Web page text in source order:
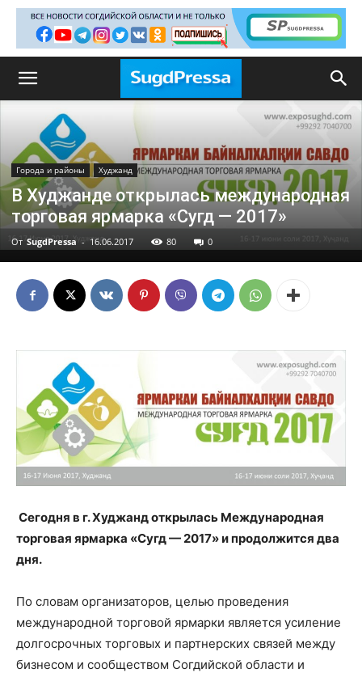
Города и районы Худжанд
В Худжанде открылась международная
торговая ярмарка «Сугд — 2017»
От SugdPressa - 16.06.2017 80 0
Сегодня в г. Худжанд открылась Международная
торговая ярмарка «Сугд — 2017» и продолжится два
дня.
По словам организаторов, целью проведения
международной торговой ярмарки является усиление
долгосрочных торговых и партнерских связей между
бизнесом и сообществом Согдийской области и